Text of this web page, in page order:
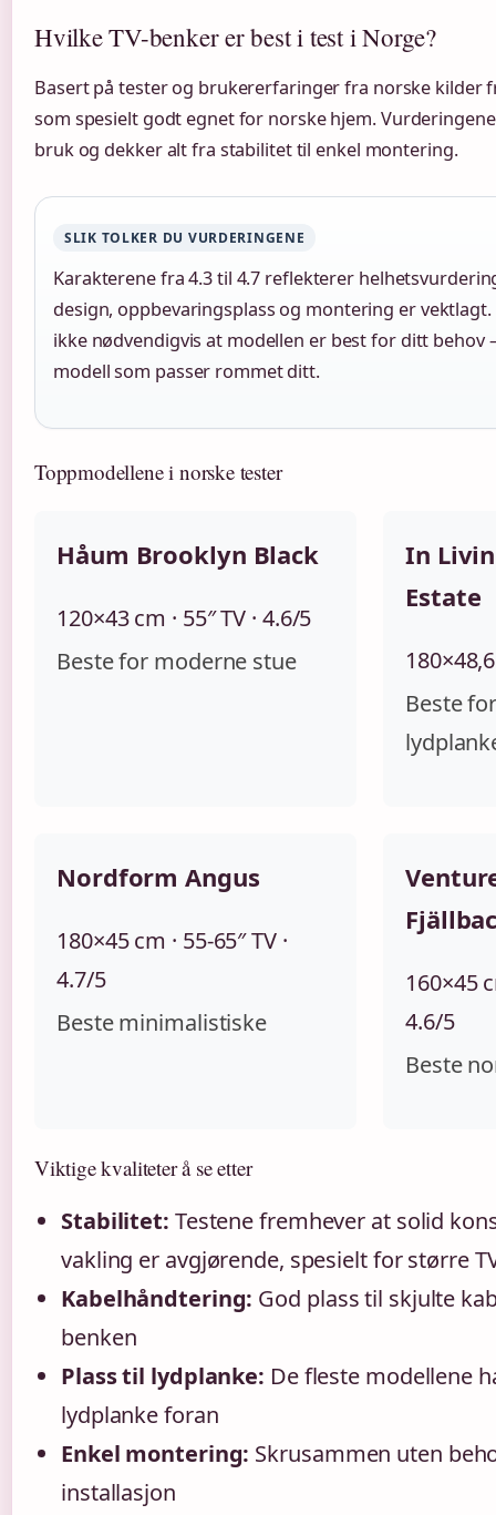
Hvilke TV-benker er best i test i Norge?
Basert på tester og brukererfaringer fra norske kilder
som spesielt godt egnet for norske hjem.
bruk og dekker alt fra stabilitet til enkel montering.
SLIK TOLKER DU VURDERINGENE
Karakterene fra 4.3 til 4.7 reflekterer
design, oppbevaringsplass og montering er
ikke nødvendigvis at modellen er best for ditt behov
modell som passer rommet ditt.
Toppmodellene i norske tester
Håum Brooklyn Black
120×43 cm · 55″ TV · 4.6/5
Beste for moderne stue
In
Estate
Beste
Nordform Angus
180×45 cm · 55-65″ TV ·
4.7/5
Beste minimalistiske
160×45
4.6/5
Beste
Viktige kvaliteter å se etter
Stabilitet: Testene fremhever at solid
vakling er avgjørende, spesielt for større
Kabelhåndtering: God plass til skjulte
benken
Plass til lydplanke: De fleste modellene
lydplanke foran
Enkel montering: Skrusammen uten
installasjon